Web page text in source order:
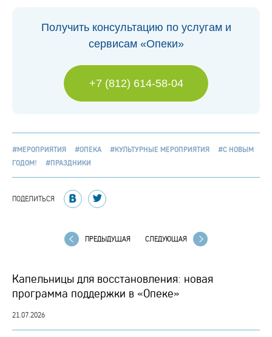
Получить консультацию по услугам и
сервисам «Опеки»
+7 (812) 614-58-04
#МЕРОПРИЯТИЯ #ОПЕКА #КУЛЬТУРНЫЕ МЕРОПРИЯТИЯ
#С НОВЫМ
ГОДОМ!
#ПРАЗДНИКИ
ПОДЕЛИТЬСЯ
ПРЕДЫДУЩАЯ СЛЕДУЮЩАЯ
Капельницы для восстановления: новая
программа поддержки в «Опеке»
21.07.2026